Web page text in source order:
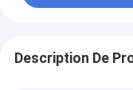
Description De